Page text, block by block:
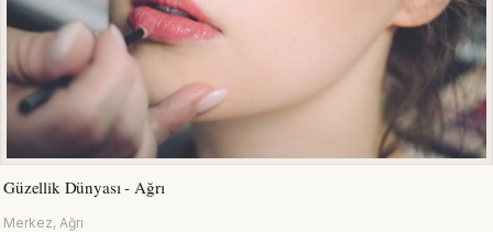
Güzellik Dünyası - Ağrı
Merkez, Ağrı